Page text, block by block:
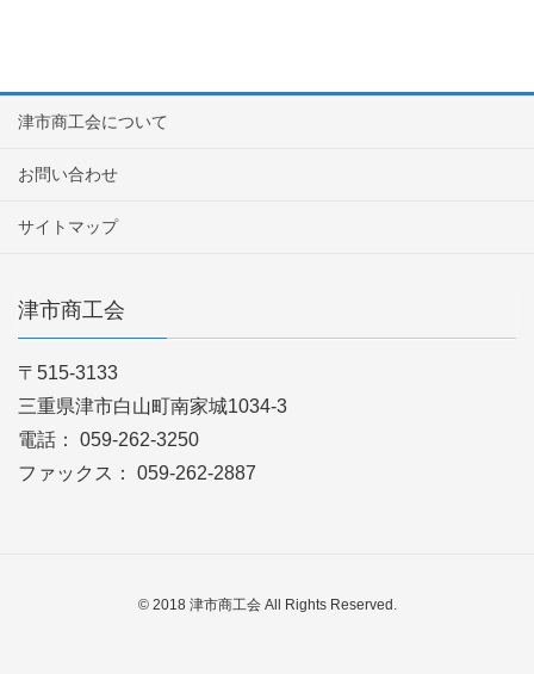
津市商工会について
お問い合わせ
サイトマップ
津市商工会
〒515-3133
三重県津市白山町南家城1034-3
電話： 059-262-3250
ファックス： 059-262-2887
© 2018 津市商工会 All Rights Reserved.